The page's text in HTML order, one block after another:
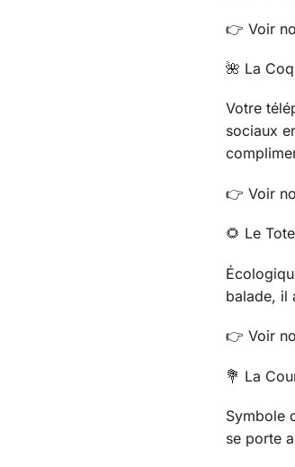
👉 Voir
🌺 La
Votre
sociaux
👉 Voir
🌻 Le
balade, il
👉 Voir
💐 La
Symbole
se porte